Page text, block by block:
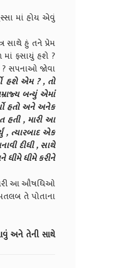
માં હોય એવું
સાથે હું તને પ્રેમ
માં ફસાયું હશે ?
સપનાઓ જોવા
હશે એમ ? , તો
બન્યું એમાં
હતો અને અનેક
હતી , મારી આ
ત્યારબાદ એક
દીધી , સાથે
ધીમે ધીમે કરીને
આ ઔષધિઓ
તે પોતાના
અને તેની સાથે